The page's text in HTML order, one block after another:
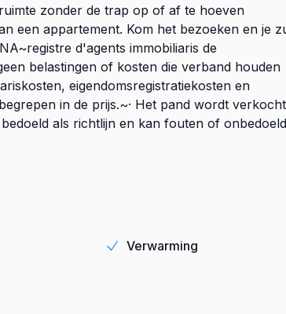
zonder de trap op of af te hoeven
een appartement. Kom het bezoeken en je
d'agents immobiliaris de
belastingen of kosten die verband houden
eigendomsregistratiekosten en
in de prijs.~· Het pand wordt verkocht
als richtlijn en kan fouten of
Verwarming